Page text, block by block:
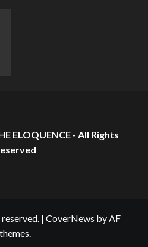
ELOQUENCE - All Rights
| CoverNews by AF
themes.